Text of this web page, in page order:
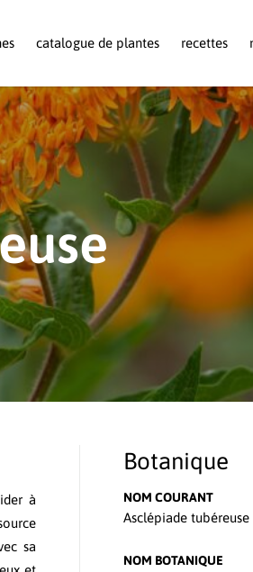
catalogue de plantes recettes
à
sa
Botanique
NOM COURANT
Asclépiade tubéreuse
NOM BOTANIQUE